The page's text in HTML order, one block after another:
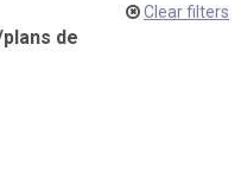
plans de
Clear filters